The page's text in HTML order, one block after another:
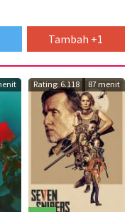
Tambah +1
Rating: 6.118 87 menit